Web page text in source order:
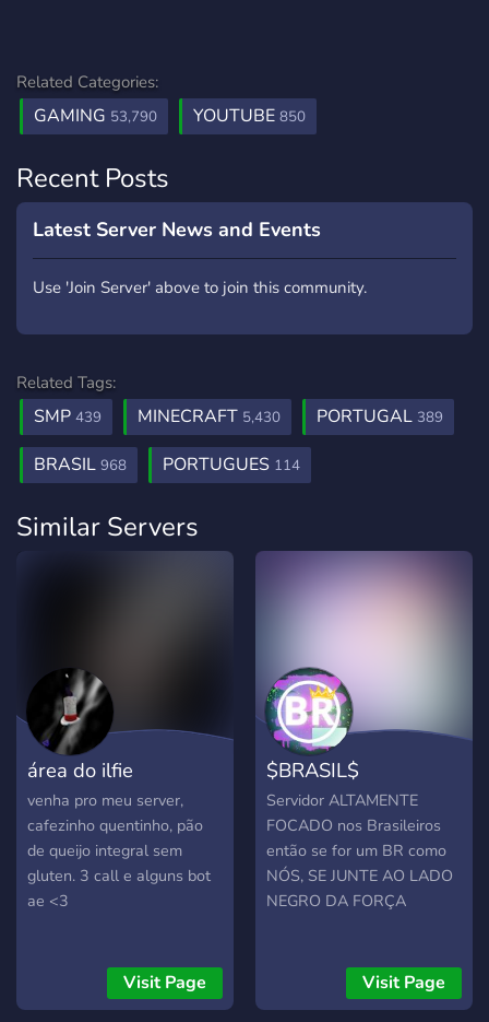
Related Categories:
GAMING 53,790 YOUTUBE 850
Recent Posts
Latest Server News and Events
Use 'Join Server' above to join this community.
Related Tags:
SMP 439 MINECRAFT 5,430 PORTUGAL 389
BRASIL 968 PORTUGUES 114
Similar Servers
área do ilfie
venha pro meu server,
cafezinho quentinho, pão
de queijo integral sem
gluten. 3 call e alguns bot
ae <3
Visit Page
$BRASIL$
Servidor ALTAMENTE
FOCADO nos Brasileiros
então se for um BR como
NÓS, SE JUNTE AO LADO
NEGRO DA FORÇA
Visit Page